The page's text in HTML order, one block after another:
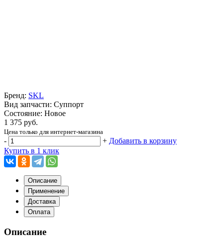
Бренд: SKL
Вид запчасти: Суппорт
Состояние: Новое
1 375 руб.
Цена только для интернет-магазина
- + Добавить в корзину
Купить в 1 клик
Описание
Применение
Доставка
Оплата
Описание